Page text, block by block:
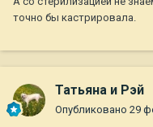
точно бы кастрировала.
Татьяна и Рэй
Опубликовано 29